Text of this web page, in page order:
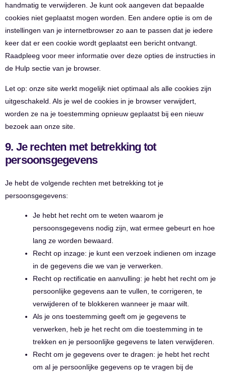
handmatig te verwijderen. Je kunt ook aangeven dat bepaalde
cookies niet geplaatst mogen worden. Een andere optie is om de
instellingen van je internetbrowser zo aan te passen dat je iedere
keer dat er een cookie wordt geplaatst een bericht ontvangt.
Raadpleeg voor meer informatie over deze opties de instructies in
de Hulp sectie van je browser.
Let op: onze site werkt mogelijk niet optimaal als alle cookies zijn
uitgeschakeld. Als je wel de cookies in je browser verwijdert,
worden ze na je toestemming opnieuw geplaatst bij een nieuw
bezoek aan onze site.
9. Je rechten met betrekking tot
persoonsgegevens
Je hebt de volgende rechten met betrekking tot je
persoonsgegevens:
Je hebt het recht om te weten waarom je
persoonsgegevens nodig zijn, wat ermee gebeurt en hoe
lang ze worden bewaard.
Recht op inzage: je kunt een verzoek indienen om inzage
in de gegevens die we van je verwerken.
Recht op rectificatie en aanvulling: je hebt het recht om je
persoonlijke gegevens aan te vullen, te corrigeren, te
verwijderen of te blokkeren wanneer je maar wilt.
Als je ons toestemming geeft om je gegevens te
verwerken, heb je het recht om die toestemming in te
trekken en je persoonlijke gegevens te laten verwijderen.
Recht om je gegevens over te dragen: je hebt het recht
om al je persoonlijke gegevens op te vragen bij de